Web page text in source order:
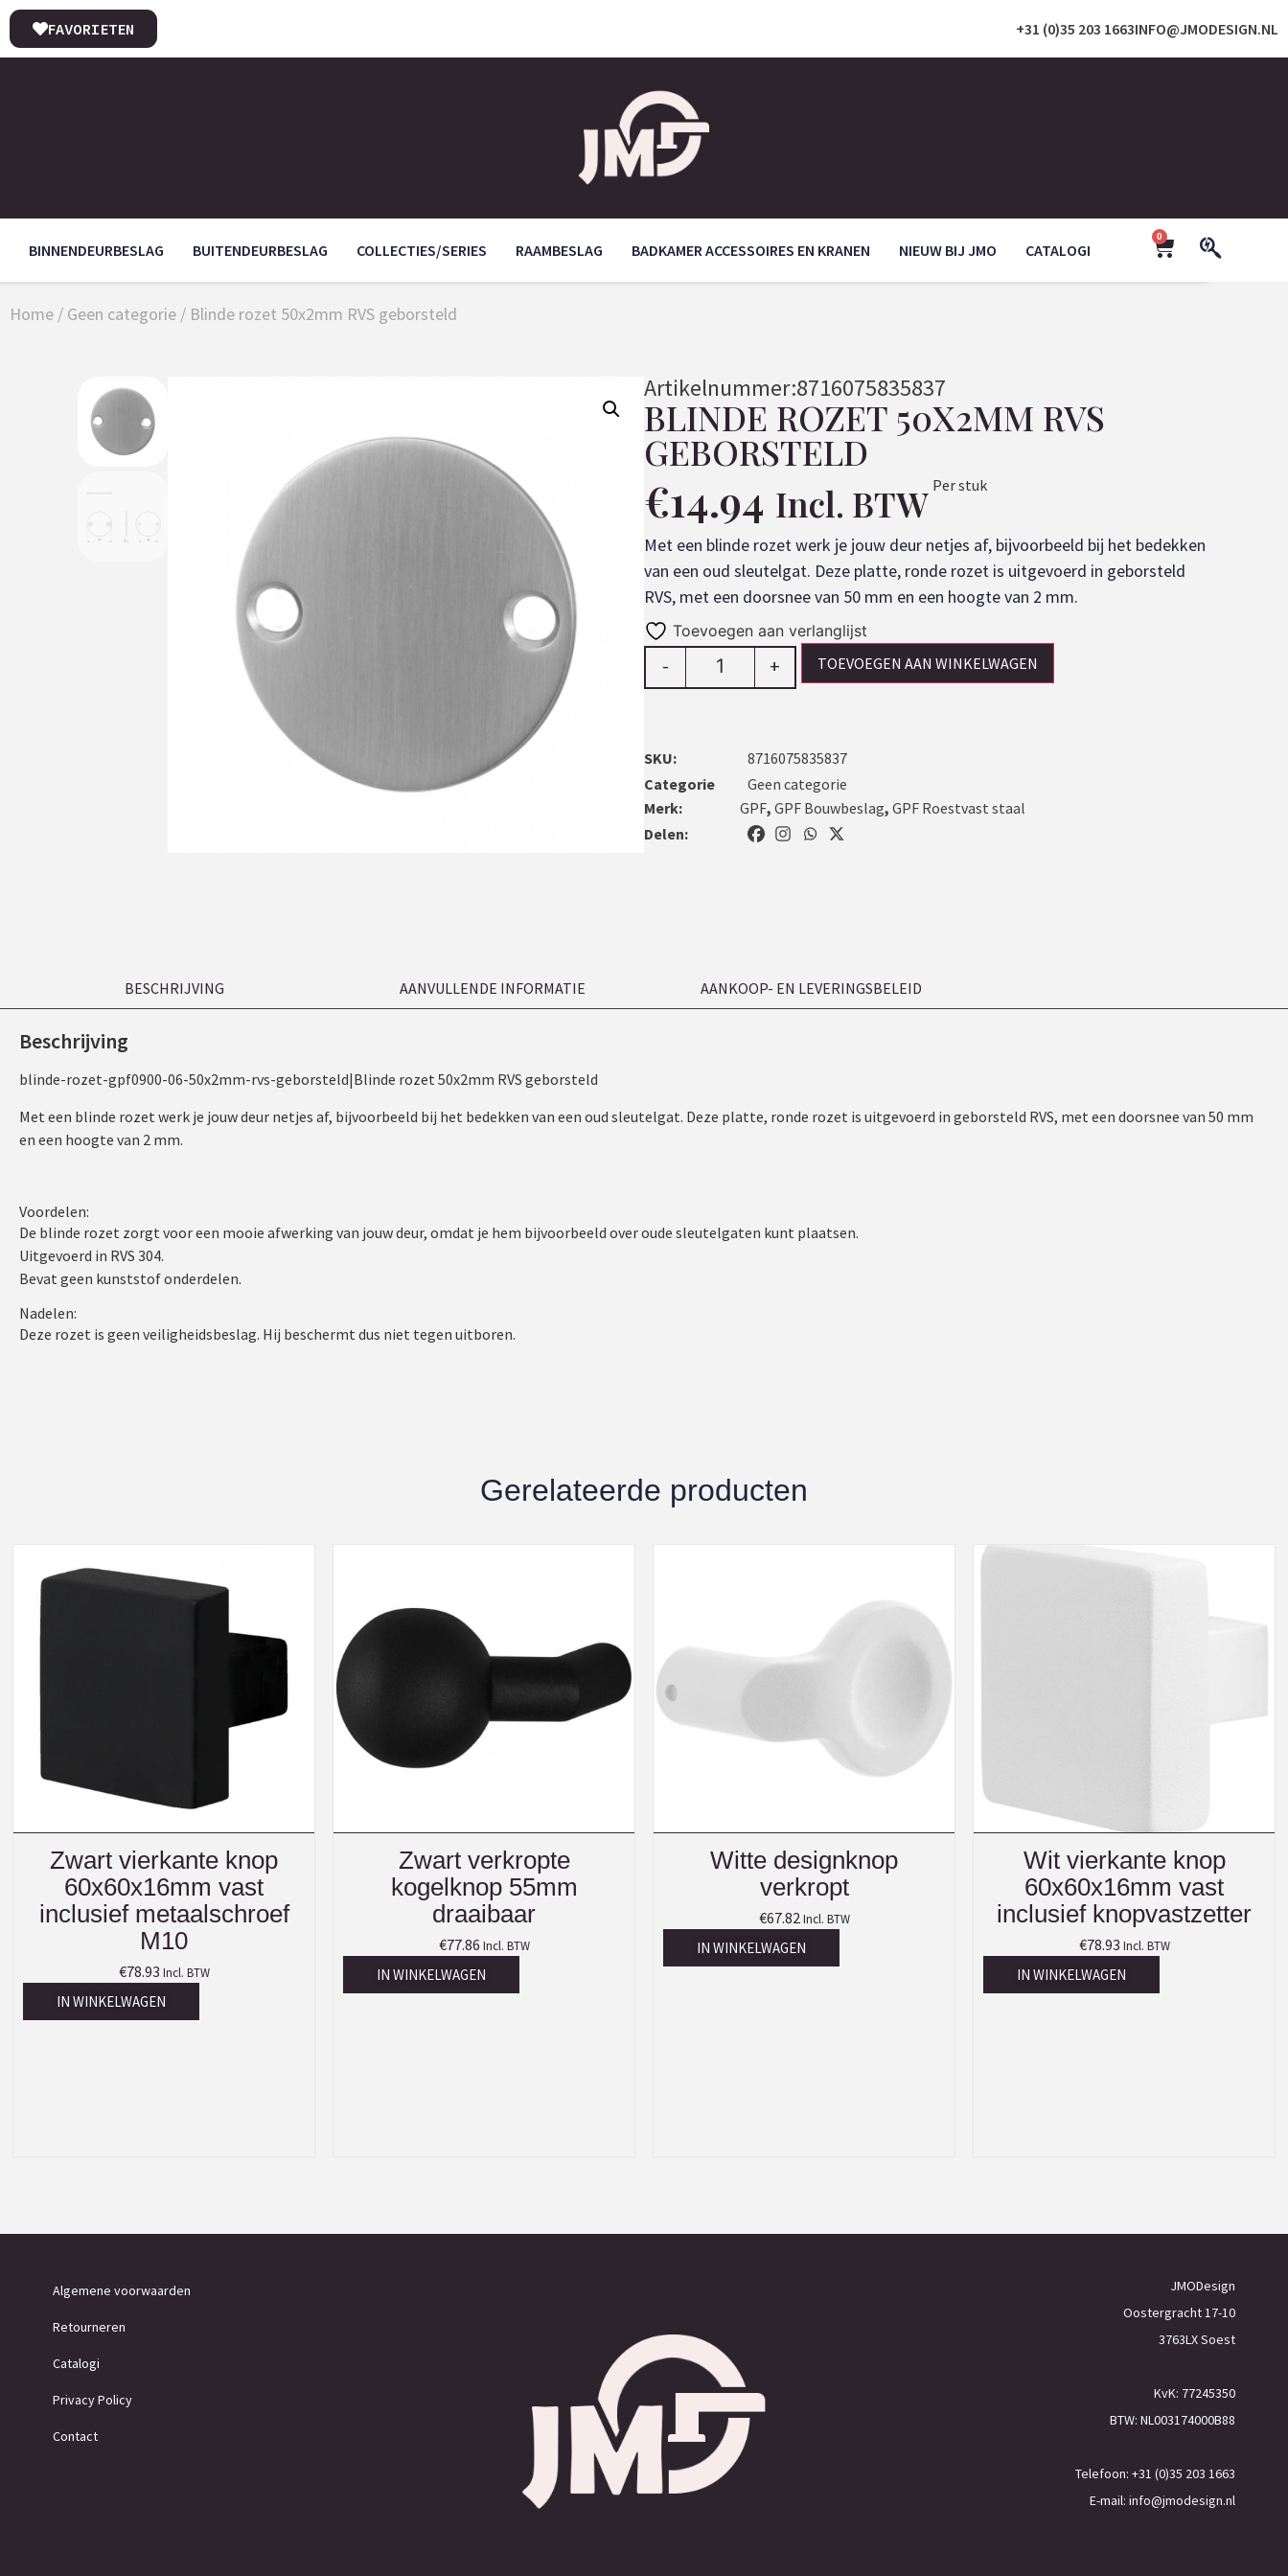
INFO@JMODESIGN.NL
+31 (0)35 203 1663
FAVORIETEN
BINNENDEURBESLAG BUITENDEURBESLAG COLLECTIES/SERIES RAAMBESLAG BADKAMER ACCESSOIRES EN KRANEN NIEUW BIJ JMO CATALOGI
0
Home / Geen categorie / Blinde rozet 50x2mm RVS geborsteld
Artikelnummer:8716075835837
BLINDE ROZET 50X2MM RVS
GEBORSTELD
€14.94 Incl. BTW Per stuk
Met een blinde rozet werk je jouw deur netjes af, bijvoorbeeld bij het bedekken
van een oud sleutelgat. Deze platte, ronde rozet is uitgevoerd in geborsteld
RVS, met een doorsnee van 50 mm en een hoogte van 2 mm.
Toevoegen aan verlanglijst
- + TOEVOEGEN AAN WINKELWAGEN
SKU:
8716075835837
Categorie
Geen categorie
Merk:
GPF, GPF Bouwbeslag, GPF Roestvast staal
Delen:
BESCHRIJVING AANVULLENDE INFORMATIE AANKOOP- EN LEVERINGSBELEID
Beschrijving
blinde-rozet-gpf0900-06-50x2mm-rvs-geborsteld|Blinde rozet 50x2mm RVS geborsteld
Met een blinde rozet werk je jouw deur netjes af, bijvoorbeeld bij het bedekken van een oud sleutelgat. Deze platte, ronde rozet is uitgevoerd in geborsteld RVS, met een doorsnee van 50 mm
en een hoogte van 2 mm.
Voordelen:
De blinde rozet zorgt voor een mooie afwerking van jouw deur, omdat je hem bijvoorbeeld over oude sleutelgaten kunt plaatsen.
Uitgevoerd in RVS 304.
Bevat geen kunststof onderdelen.
Nadelen:
Deze rozet is geen veiligheidsbeslag. Hij beschermt dus niet tegen uitboren.
Gerelateerde producten
Zwart vierkante knop
60x60x16mm vast
inclusief metaalschroef
M10
€78.93 Incl. BTW
IN WINKELWAGEN
Zwart verkropte
kogelknop 55mm
draaibaar
€77.86 Incl. BTW
IN WINKELWAGEN
Witte designknop
verkropt
€67.82 Incl. BTW
IN WINKELWAGEN
Wit vierkante knop
60x60x16mm vast
inclusief knopvastzetter
€78.93 Incl. BTW
IN WINKELWAGEN
Algemene voorwaarden
Retourneren
Catalogi
Privacy Policy
Contact
JMODesign
Oostergracht 17-10
3763LX Soest
KvK: 77245350
BTW: NL003174000B88
Telefoon: +31 (0)35 203 1663
E-mail: info@jmodesign.nl